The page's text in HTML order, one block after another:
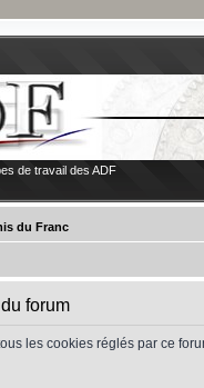
de travail des ADF
du Franc
forum
les cookies réglés par ce